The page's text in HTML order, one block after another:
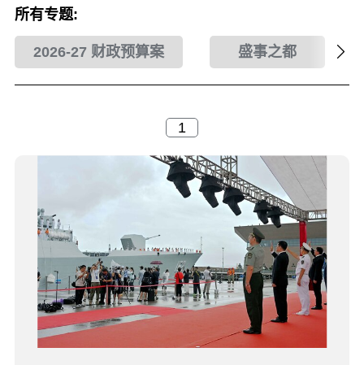
所有专题:
2026-27 财政预算案 盛事之都